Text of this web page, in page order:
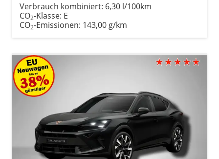
Verbrauch kombiniert: 6,30 l/100km
CO2-Klasse: E
CO2-Emissionen: 143,00 g/km